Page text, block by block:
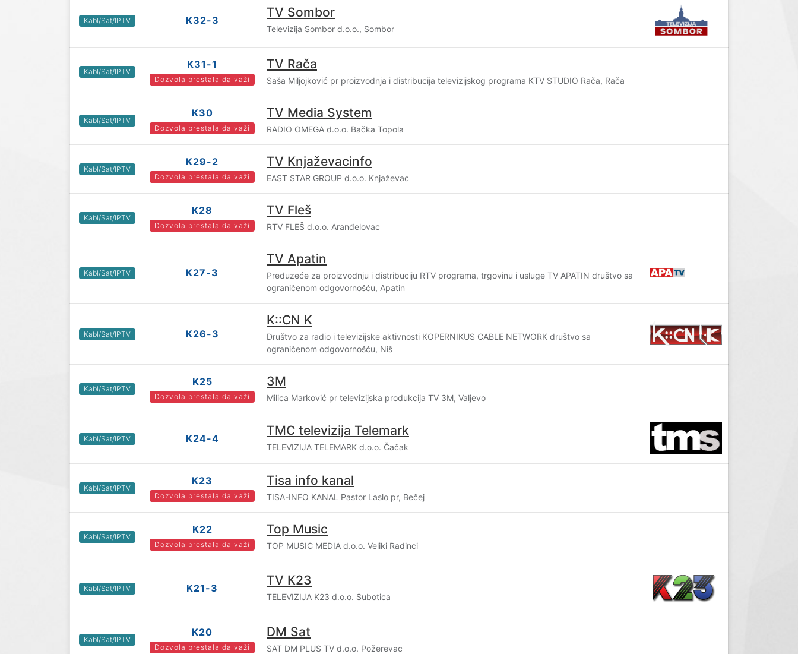
Kabl/Sat/IPTV K32-3
TV Sombor
Televizija Sombor d.o.o., Sombor
Kabl/Sat/IPTV
K31-1
Dozvola prestala da važi
TV Rača
Saša Miljojković pr proizvodnja i distribucija televizijskog programa KTV STUDIO Rača, Rača
Kabl/Sat/IPTV
K30
Dozvola prestala da važi
TV Media System
RADIO OMEGA d.o.o. Bačka Topola
Kabl/Sat/IPTV
K29-2
Dozvola prestala da važi
TV Knjaževacinfo
EAST STAR GROUP d.o.o. Knjaževac
Kabl/Sat/IPTV
K28
Dozvola prestala da važi
TV Fleš
RTV FLEŠ d.o.o. Aranđelovac
Kabl/Sat/IPTV K27-3
TV Apatin
Preduzeće za proizvodnju i distribuciju RTV programa, trgovinu i usluge TV APATIN društvo sa
ograničenom odgovornošću, Apatin
Kabl/Sat/IPTV K26-3
K::CN K
Društvo za radio i televizijske aktivnosti KOPERNIKUS CABLE NETWORK društvo sa
ograničenom odgovornošću, Niš
Kabl/Sat/IPTV
K25
Dozvola prestala da važi
3M
Milica Marković pr televizijska produkcija TV 3M, Valjevo
Kabl/Sat/IPTV K24-4
TMC televizija Telemark
TELEVIZIJA TELEMARK d.o.o. Čačak
Kabl/Sat/IPTV
K23
Dozvola prestala da važi
Tisa info kanal
TISA-INFO KANAL Pastor Laslo pr, Bečej
Kabl/Sat/IPTV
K22
Dozvola prestala da važi
Top Music
TOP MUSIC MEDIA d.o.o. Veliki Radinci
Kabl/Sat/IPTV K21-3
TV K23
TELEVIZIJA K23 d.o.o. Subotica
Kabl/Sat/IPTV
K20
Dozvola prestala da važi
DM Sat
SAT DM PLUS TV d.o.o. Požerevac